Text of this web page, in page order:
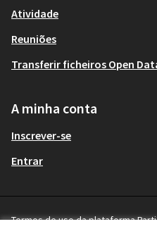
Atividade
Reuniões
Transferir ficheiros Open
A minha conta
Inscrever-se
Entrar
Termos de uso da plataforma